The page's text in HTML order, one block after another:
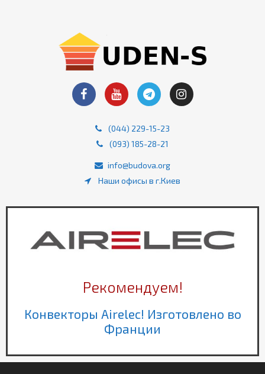
(044) 229-15-23
(093) 185-28-21
info@budova.org
Наши офисы в г.Киев
Рекомендуем!
Конвекторы Airelec! Изготовлено во
Франции